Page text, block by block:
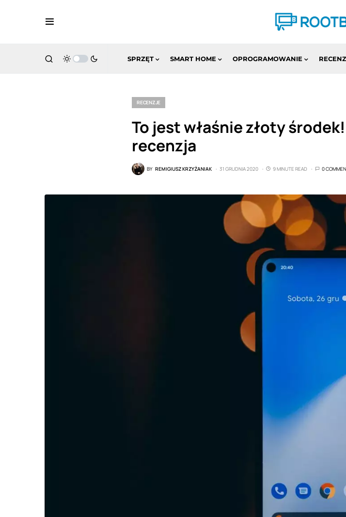
SPRZĘT SMART HOME OPROGRAMOWANIE
RECENZJE
To jest właśnie złoty
recenzja
BY REMIGIUSZ KRZYŻANIAK 31 GRUDNIA 2020 9 MINUTE READ 0